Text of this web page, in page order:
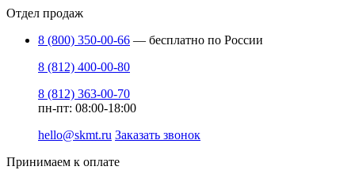
Отдел продаж
8 (800) 350-00-66 — бесплатно по России
8 (812) 400-00-80
8 (812) 363-00-70
пн-пт: 08:00-18:00
hello@skmt.ru Заказать звонок
Принимаем к оплате